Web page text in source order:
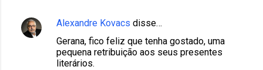
Alexandre Kovacs disse…
Gerana, fico feliz que tenha gostado, uma
pequena retribuição aos seus presentes
literários.